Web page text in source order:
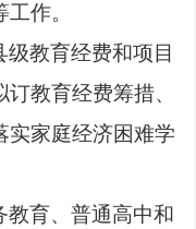
作。
级教育经费和项目
教育经费筹措、
实家庭经济困难学
教育、普通高中和